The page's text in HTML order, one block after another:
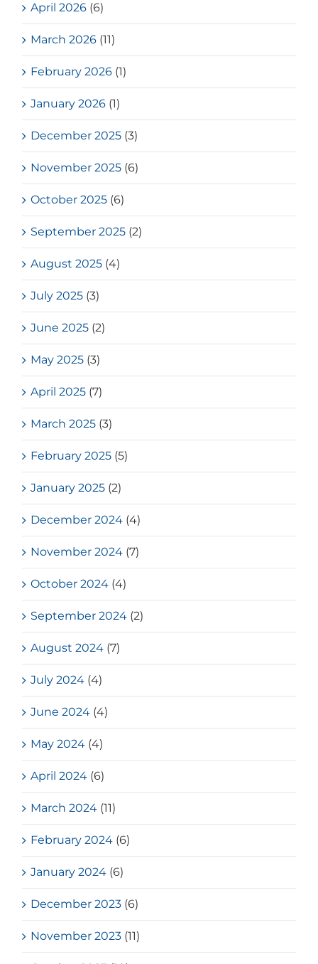
April 2026 (6)
March 2026 (11)
February 2026 (1)
January 2026 (1)
December 2025 (3)
November 2025 (6)
October 2025 (6)
September 2025 (2)
August 2025 (4)
July 2025 (3)
June 2025 (2)
May 2025 (3)
April 2025 (7)
March 2025 (3)
February 2025 (5)
January 2025 (2)
December 2024 (4)
November 2024 (7)
October 2024 (4)
September 2024 (2)
August 2024 (7)
July 2024 (4)
June 2024 (4)
May 2024 (4)
April 2024 (6)
March 2024 (11)
February 2024 (6)
January 2024 (6)
December 2023 (6)
November 2023 (11)